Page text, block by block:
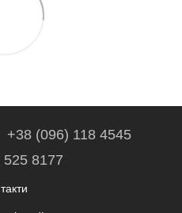
+38 (096) 118 4545
8177